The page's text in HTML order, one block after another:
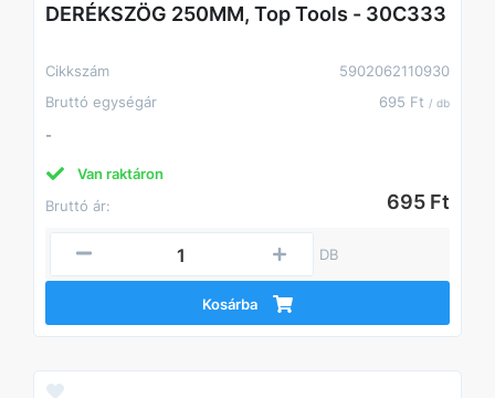
DERÉKSZÖG 250MM, Top Tools - 30C333
Cikkszám
5902062110930
Bruttó egységár
695 Ft / db
-
Van raktáron
Bruttó ár:
695 Ft
DB
Kosárba